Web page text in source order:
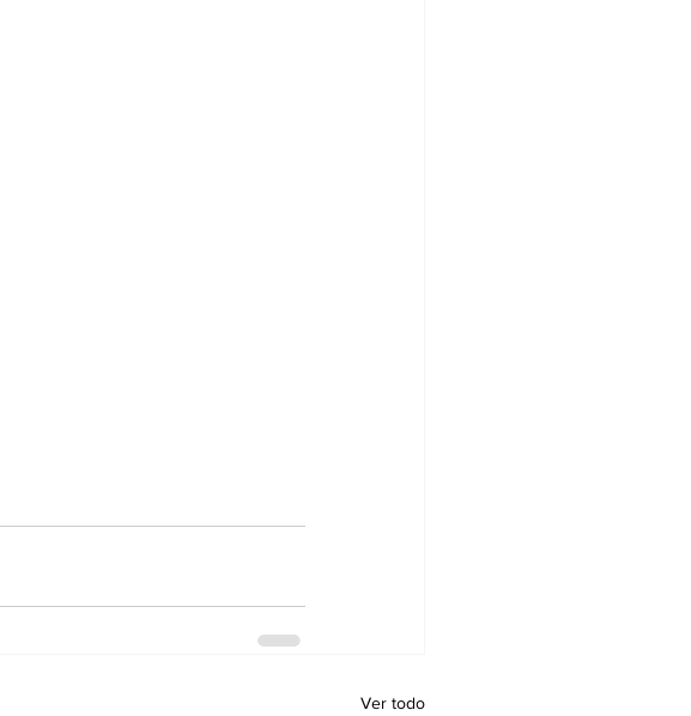
Ver todo